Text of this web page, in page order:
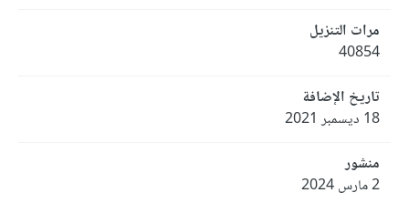
مرات التنزيل
40854
تاريخ الإضافة
18 ديسمبر 2021
منشور
2 مارس 2024